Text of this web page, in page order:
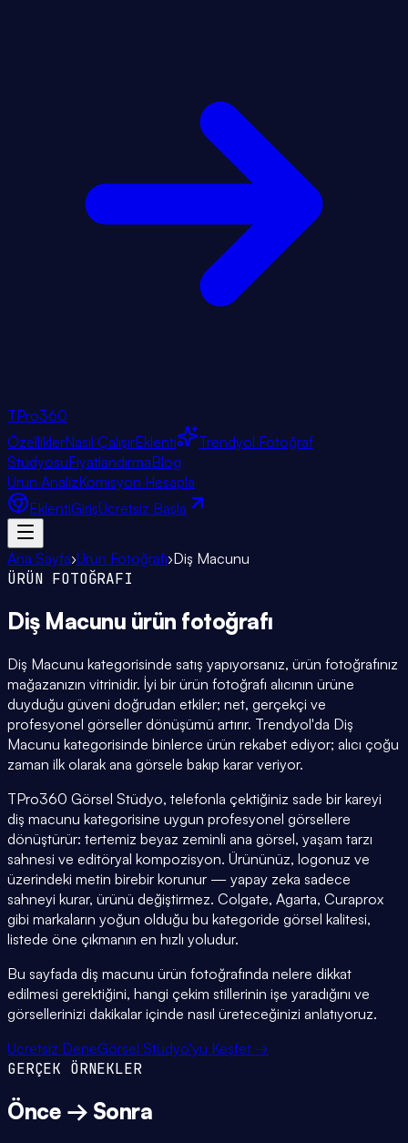
TPro360
ÖzelliklerNasıl ÇalışırEklenti
Trendyol Fotoğraf
StüdyosuFiyatlandırmaBlog
Ürün AnalizKomisyon Hesapla
EklentiGirişÜcretsiz Başla
Ana Sayfa›Ürün Fotoğrafı›Diş Macunu
ÜRÜN FOTOĞRAFI
Diş Macunu ürün fotoğrafı
Diş Macunu kategorisinde satış yapıyorsanız, ürün fotoğrafınız
mağazanızın vitrinidir. İyi bir ürün fotoğrafı alıcının ürüne
duyduğu güveni doğrudan etkiler; net, gerçekçi ve
profesyonel görseller dönüşümü artırır. Trendyol'da Diş
Macunu kategorisinde binlerce ürün rekabet ediyor; alıcı çoğu
zaman ilk olarak ana görsele bakıp karar veriyor.
TPro360 Görsel Stüdyo, telefonla çektiğiniz sade bir kareyi
diş macunu kategorisine uygun profesyonel görsellere
dönüştürür: tertemiz beyaz zeminli ana görsel, yaşam tarzı
sahnesi ve editöryal kompozisyon. Ürününüz, logonuz ve
üzerindeki metin birebir korunur — yapay zeka sadece
sahneyi kurar, ürünü değiştirmez. Colgate, Agarta, Curaprox
gibi markaların yoğun olduğu bu kategoride görsel kalitesi,
listede öne çıkmanın en hızlı yoludur.
Bu sayfada diş macunu ürün fotoğrafında nelere dikkat
edilmesi gerektiğini, hangi çekim stillerinin işe yaradığını ve
görsellerinizi dakikalar içinde nasıl üreteceğinizi anlatıyoruz.
Ücretsiz DeneGörsel Stüdyo'yu Keşfet →
GERÇEK ÖRNEKLER
Önce → Sonra